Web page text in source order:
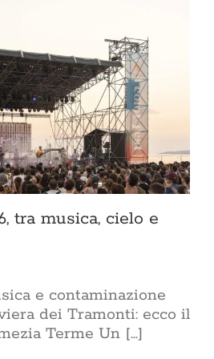
tra musica, cielo e
e contaminazione
dei Tramonti: ecco il
Terme Un [...]